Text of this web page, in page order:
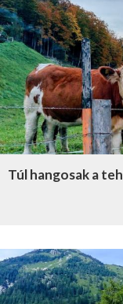
Túl hangosak a